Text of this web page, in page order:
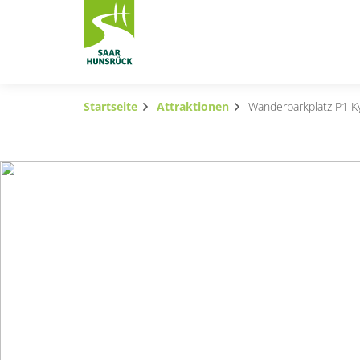
Zum Hauptinhalt springen
Subnavigation umschalten
Startseite Attraktionen Wanderparkplatz P1